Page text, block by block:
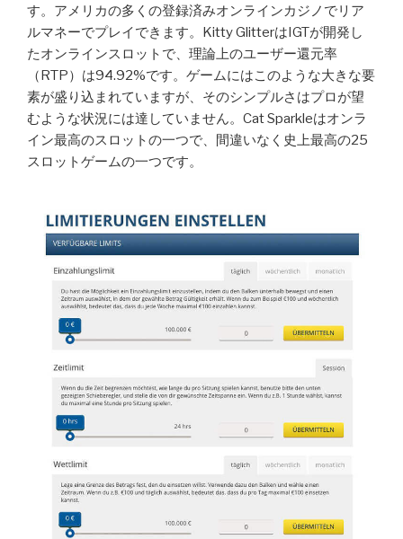
す。アメリカの多くの登録済みオンラインカジノでリア
ルマネーでプレイできます。Kitty GlitterはIGTが開発し
たオンラインスロットで、理論上のユーザー還元率
（RTP）は94.92%です。ゲームにはこのような大きな要
素が盛り込まれていますが、そのシンプルさはプロが望
むような状況には達していません。Cat Sparkleはオンラ
イン最高のスロットの一つで、間違いなく史上最高の25
スロットゲームの一つです。